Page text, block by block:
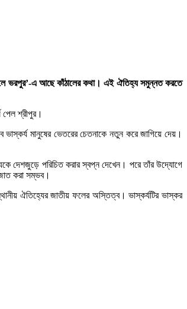
ভরপুর’-এ আছে কাঁঠালের কথা। এই ঐতিহ্য সমুন্নত করতে
পেল শ্রীপুর।
মানুষের ভেতরের চেতনাকে নতুন করে জাগিয়ে দেয়।
দেশজুড়ে পরিচিত করার স্বপ্ন দেখেন। পরে তাঁর উদ্যোগে
করা সম্ভব।
ঐতিহ্যের জাতীয় ফলের অস্তিত্ব। ভাস্কর্যটির ভাস্কর